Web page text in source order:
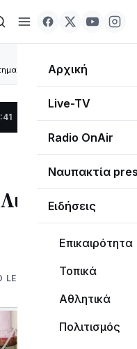
Αρχική
Live-TV
Radio OnAir
Ναυπακτία
Ειδήσεις
Επικαιρότητα
Τοπικά
Αθλητικά
Πολιτισμός
αιμοκάθαρσης
ΣΥΝΕΧΙΖΕΤΑΙ…
LEPANTO RTV